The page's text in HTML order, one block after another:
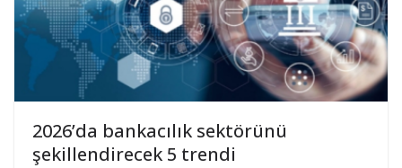
2026’da bankacılık sektörünü
şekillendirecek 5 trendi